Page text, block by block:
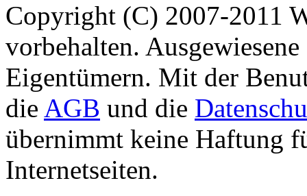
Copyright (C) 2007-2011
vorbehalten.
Eigentümern. Mit der
die AGB und die
übernimmt keine Haftung
Internetseiten.